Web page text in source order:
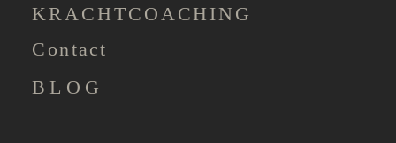
BLOG
KRACHTCOACHING
Contact